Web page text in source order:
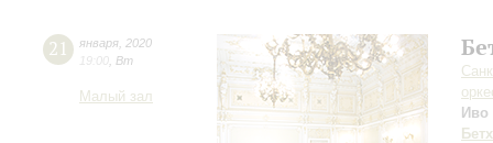
21 января 2020
19:00 Вт
Малый зал